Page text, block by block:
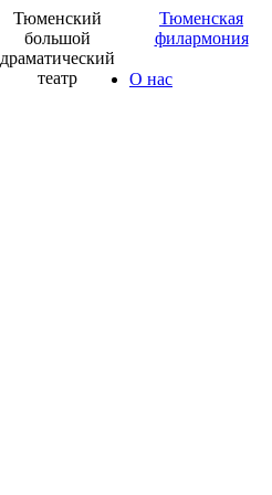
Тюменский
большой
драматический
театр
Тюменская
филармония
О нас